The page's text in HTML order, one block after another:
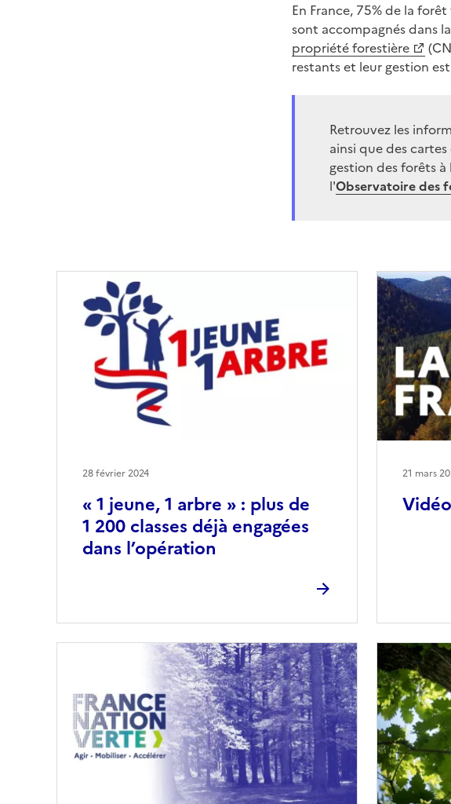
En France, 75% de la
sont accompagnés dans
propriété forestière
restants et leur gestion
Retrouvez les
ainsi que des
gestion des forêts à
l'Observatoire des
« 1 jeune, 1 arbre » : plus de
1 200 classes déjà engagées
dans l’opération
28 février 2024 21 mars